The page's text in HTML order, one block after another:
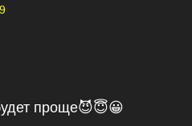
проще😈😇😀